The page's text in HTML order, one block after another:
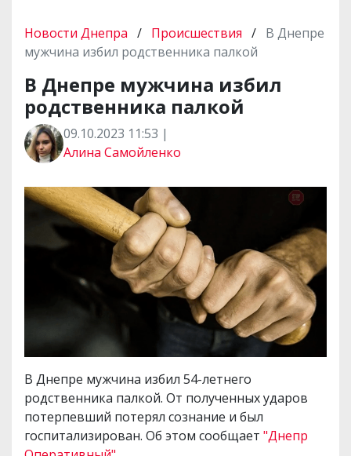
Новости Днепра / Происшествия / В Днепре
мужчина избил родственника палкой
В Днепре мужчина избил
родственника палкой
09.10.2023 11:53 |
Алина Самойленко
В Днепре мужчина избил 54-летнего
родственника палкой. От полученных ударов
потерпевший потерял сознание и был
госпитализирован. Об этом сообщает "Днепр